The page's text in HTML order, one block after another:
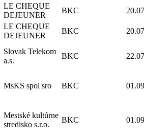
LE CHEQUE
DEJEUNER
BKC
LE CHEQUE
DEJEUNER
BKC
Slovak Telekom
a.s.
BKC
MsKS spol sro BKC
Mestské kultúrne
stredisko s.r.o.
BKC